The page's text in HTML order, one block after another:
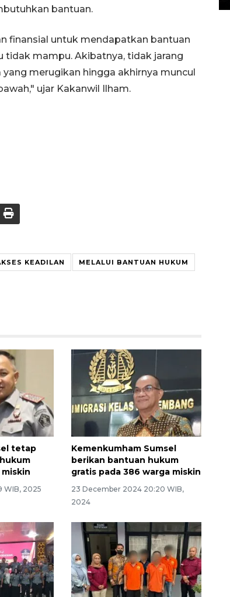
bantuan.
finansial untuk mendapatkan bantuan
tidak mampu. Akibatnya, tidak jarang
merugikan hingga akhirnya muncul
ujar Kakanwil Ilham.
KEADILAN MELALUI BANTUAN HUKUM
tetap
WIB, 2025
Kemenkumham Sumsel
berikan bantuan hukum
gratis pada 386 warga miskin
23 December 2024 20:20 WIB,
2024